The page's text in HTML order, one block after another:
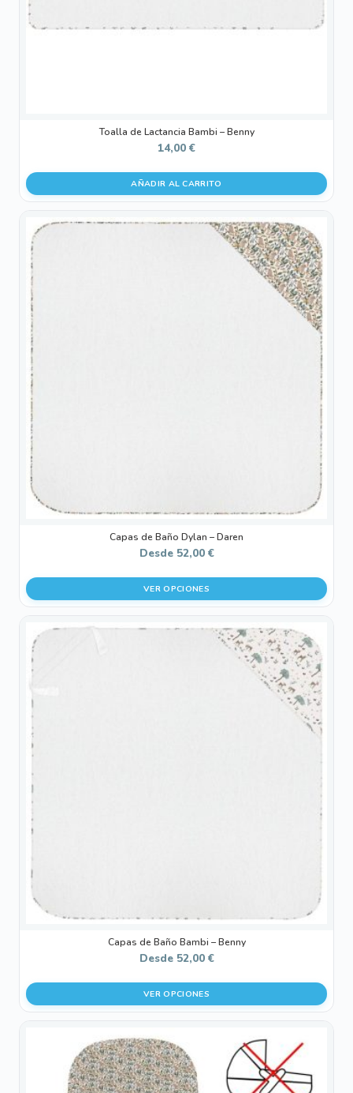
Toalla de Lactancia Bambi – Benny
14,00 €
AÑADIR AL CARRITO
Capas de Baño Dylan – Daren
Desde 52,00 €
VER OPCIONES
producto
tiene
múltiples
variantes.
Las
opciones
se
pueden
elegir
en
página
de
producto
Capas de Baño Bambi – Benny
Desde 52,00 €
VER OPCIONES
producto
tiene
variantes.
Las
opciones
pueden
elegir
en
de
producto
múltiples